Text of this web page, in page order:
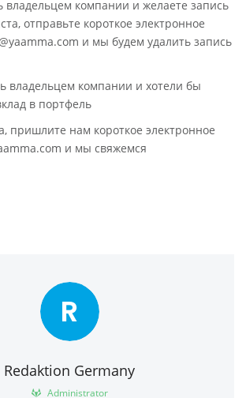
владельцем компании и желаете запись
отправьте короткое электронное
и мы будем удалить запись
владельцем компании и хотели бы
в портфель
пришлите нам короткое электронное
и мы свяжемся
R
Redaktion Germany
Administrator